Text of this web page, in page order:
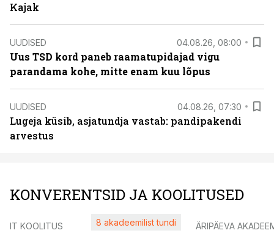
Kajak
UUDISED 04.08.26, 08:00
Uus TSD kord paneb raamatupidajad vigu
parandama kohe, mitte enam kuu lõpus
UUDISED 04.08.26, 07:30
Lugeja küsib, asjatundja vastab: pandipakendi
arvestus
KONVERENTSID JA KOOLITUSED
IT KOOLITUS 8 akadeemilist tundi ÄRIPÄEVA